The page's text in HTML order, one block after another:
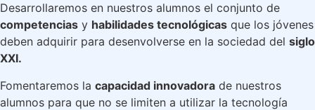
Desarrollaremos en nuestros alumnos el conjunto de
competencias y habilidades tecnológicas que los jóvenes
deben adquirir para desenvolverse en la sociedad del siglo
XXI.
Fomentaremos la capacidad innovadora de nuestros
alumnos para que no se limiten a utilizar la tecnología